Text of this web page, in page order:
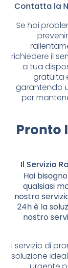
Contatta la
Se hai
richiedere il
a tua
gratuita
garantendo
per
Pronto
Il Servizio
Hai
qualsiasi
nostro
24h è la
nostro
l servizio di
soluzione